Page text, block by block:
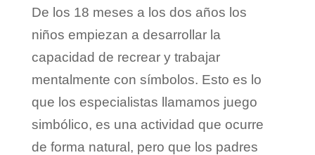
De los 18 meses a los dos años los
niños empiezan a desarrollar la
capacidad de recrear y trabajar
mentalmente con símbolos. Esto es lo
que los especialistas llamamos juego
simbólico, es una actividad que ocurre
de forma natural, pero que los padres